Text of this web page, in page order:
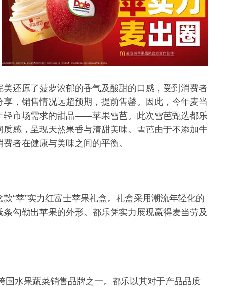
还原了菠萝浓郁的香气及酸甜的口感，受到消费者
，销售情况远超预期，提前售罄。因此，今年麦当
轻市场需求的甜品——苹果雪芭。此次雪芭甄选都乐
感，呈现天然果香与清甜美味。雪芭由于不添加牛
者在健康与美味之间的平衡。
“苹”实力红富士苹果礼盒。礼盒采用潮流年轻化的
勾勒出苹果的外形。都乐凭实力展现赢得麦当劳及
水果蔬菜销售品牌之一。都乐以其对于产品品质